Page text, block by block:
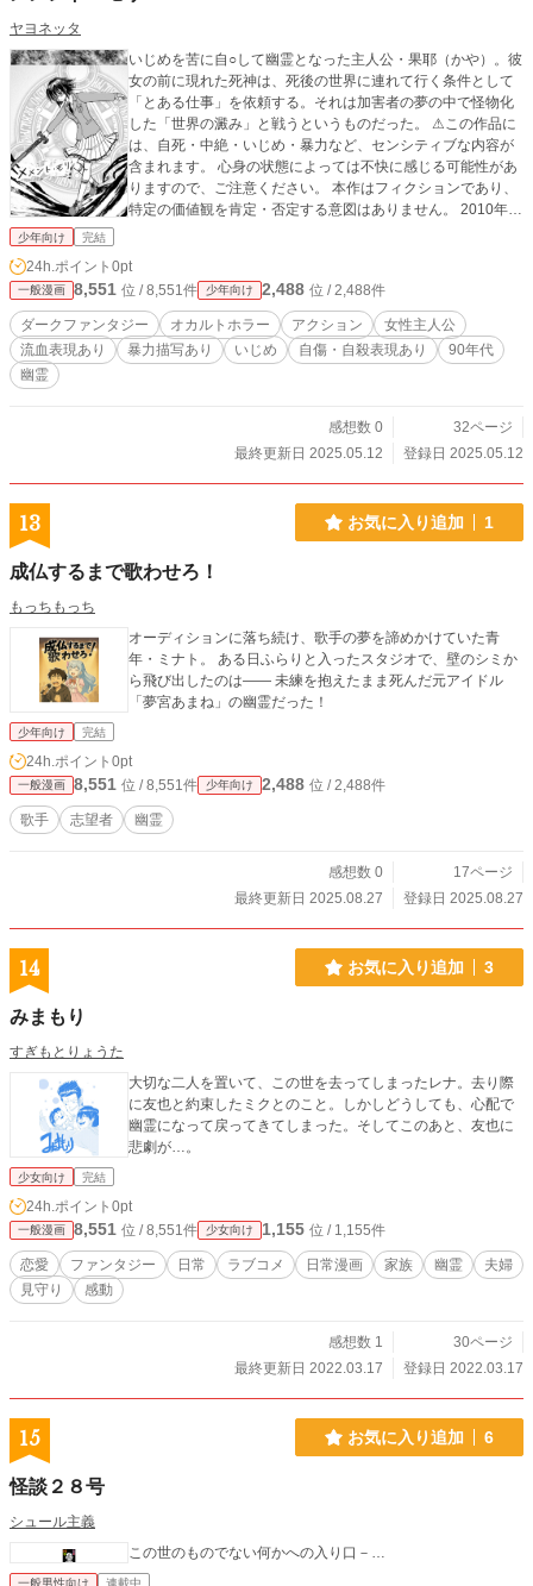
ヤヨネッタ
いじめを苦に自○して幽霊となった主人公・果耶（かや）。彼
女の前に現れた死神は、死後の世界に連れて行く条件として
「とある仕事」を依頼する。それは加害者の夢の中で怪物化
した「世界の澱み」と戦うというものだった。 ⚠この作品に
は、自死・中絶・いじめ・暴力など、センシティブな内容が
含まれます。 心身の状態によっては不快に感じる可能性があ
りますので、ご注意ください。 本作はフィクションであり、
特定の価値観を肯定・否定する意図はありません。 2010年5
す。
少年向け 完結
24h.ポイント 0pt
一般漫画 8,551 位 / 8,551件 少年向け 2,488 位 / 2,488件
ダークファンタジー オカルトホラー アクション
女性主人公
流血表現あり
暴力描写あり いじめ 自傷・自殺表現あり
90年代
幽霊
感想数 0
32ページ
最終更新日 2025.05.12
登録日 2025.05.12
13 お気に入り追加 1
成仏するまで歌わせろ！
もっちもっち
オーディションに落ち続け、歌手の夢を諦めかけていた青
年・ミナト。 ある日ふらりと入ったスタジオで、壁のシミか
ら飛び出したのは―― 未練を抱えたまま死んだ元アイドル
「夢宮あまね」の幽霊だった！
少年向け 完結
24h.ポイント 0pt
一般漫画 8,551 位 / 8,551件 少年向け 2,488 位 / 2,488件
歌手 志望者 幽霊
感想数 0
17ページ
最終更新日 2025.08.27
登録日 2025.08.27
14 お気に入り追加 3
みまもり
すぎもとりょうた
大切な二人を置いて、この世を去ってしまったレナ。去り際
に友也と約束したミクとのこと。しかしどうしても、心配で
幽霊になって戻ってきてしまった。そしてこのあと、友也に
悲劇が…。
少女向け 完結
24h.ポイント 0pt
一般漫画 8,551 位 / 8,551件 少女向け 1,155 位 / 1,155件
恋愛 ファンタジー 日常 ラブコメ 日常漫画 家族 幽霊
夫婦
見守り
感動
感想数 1
30ページ
最終更新日 2022.03.17
登録日 2022.03.17
15 お気に入り追加 6
怪談２８号
シュール主義
この世のものでない何かへの入り口－…
一般男性向け 連載中